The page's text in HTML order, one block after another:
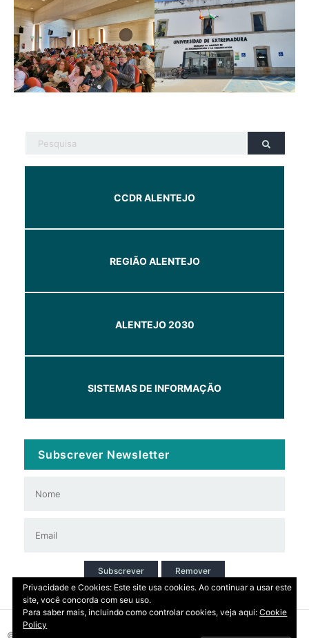
CCDR ALENTEJO
REGIÃO ALENTEJO
ALENTEJO 2030
SISTEMAS DE INFORMAÇÃO
Subscrever Newsletter
Subscrever Remover
© 2026 Copyright: DIRT | CCDR Alentejo, I.P.
Privacidade e Cookies: Este site usa cookies. Ao continuar a usar este
site, você concorda com seu uso.
Para saber mais, incluindo como controlar cookies, veja aqui:Cookie
Policy